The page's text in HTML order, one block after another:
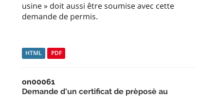
usine » doit aussi être soumise avec cette
demande de permis.
HTML PDF
on00061
Demande d'un certificat de prèposè au